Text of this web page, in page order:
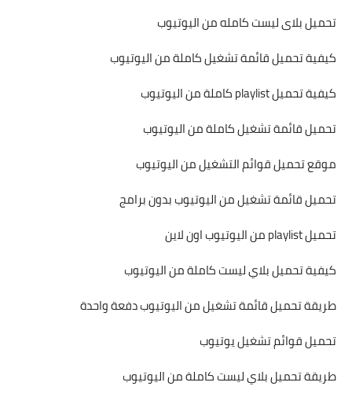
تحميل بلاى ليست كامله من اليوتيوب
كيفية تحميل قائمة تشغيل كاملة من اليوتيوب
كيفية تحميل playlist كاملة من اليوتيوب
تحميل قائمة تشغيل كاملة من اليوتيوب
موقع تحميل قوائم التشغيل من اليوتيوب
تحميل قائمة تشغيل من اليوتيوب بدون برامج
تحميل playlist من اليوتيوب اون لاين
كيفية تحميل بلاي ليست كاملة من اليوتيوب
طريقة تحميل قائمة تشغيل من اليوتيوب دفعة واحدة
تحميل قوائم تشغيل يوتيوب
طريقة تحميل بلاي ليست كاملة من اليوتيوب